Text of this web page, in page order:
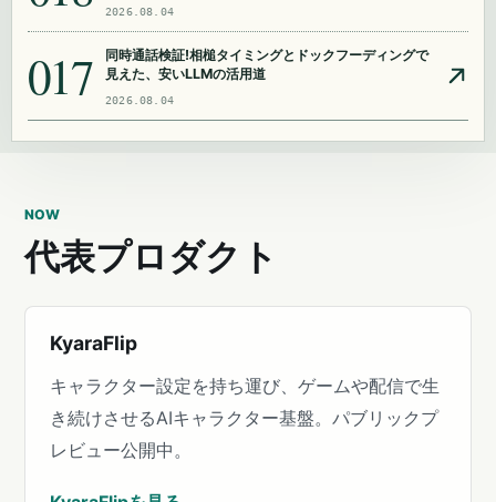
2026.08.04
017
同時通話検証!相槌タイミングとドックフーディングで
見えた、安いLLMの活用道
2026.08.04
NOW
代表プロダクト
KyaraFlip
キャラクター設定を持ち運び、ゲームや配信で生
き続けさせるAIキャラクター基盤。パブリックプ
レビュー公開中。